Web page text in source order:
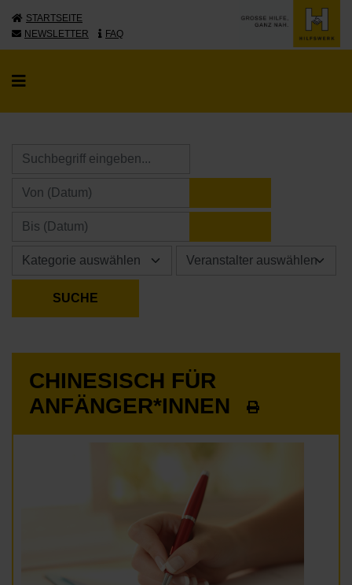
STARTSEITE
NEWSLETTER
FAQ
CHINESISCH FÜR
ANFÄNGER*INNEN